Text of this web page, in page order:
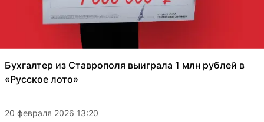
Бухгалтер из Ставрополя выиграла 1 млн рублей в
«Русское лото»
20 февраля 2026 13:20